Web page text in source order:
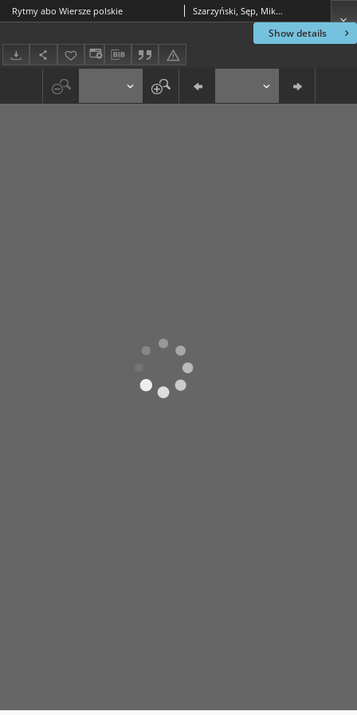
Show details
Rytmy abo Wiersze polskie Szarzyński, Sęp, Mikołaj (ca 1550-1581)